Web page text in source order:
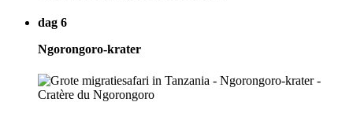
dag 6
Ngorongoro-krater